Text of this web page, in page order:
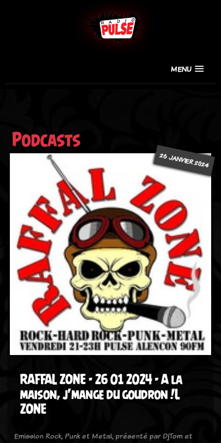
MENU
Podcasts
26 JANVIER 2024
RAFFAL ZONE - 26 01 2024 - A la
maison, j'mange du goudron !L
ZONE
Emission Rock, Punk et Metal, présenté par DjTom et